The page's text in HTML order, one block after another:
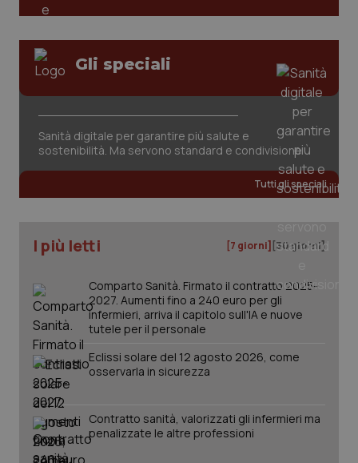
Gli speciali
Sanità digitale per garantire più salute e
sostenibilità. Ma servono standard e condivisione
Tutti gli speciali
I più letti [7 giorni] [30 giorni]
Comparto Sanità. Firmato il contratto 2025-
2027. Aumenti fino a 240 euro per gli
infermieri, arriva il capitolo sull'IA e nuove
tutele per il personale
Eclissi solare del 12 agosto 2026, come
osservarla in sicurezza
Contratto sanità, valorizzati gli infermieri ma
penalizzate le altre professioni
CookieScriptConsent
CookieScript
www.quotidianosanita.it
tracking-sites-ironfish-
tracking-enable
www.quotidianosanita.it
session-id